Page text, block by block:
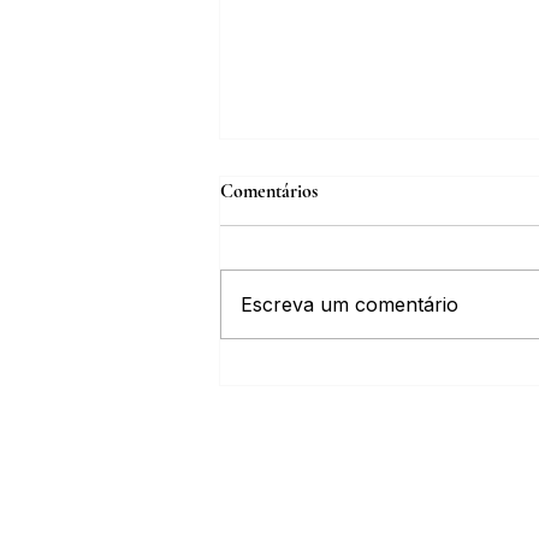
Comentários
Escreva um comentário